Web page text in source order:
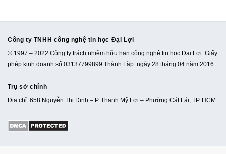
Công ty TNHH công nghệ tin học Đại Lợi
© 1997 – 2022 Công ty trách nhiệm hữu hạn công nghệ tin học Đại Lợi. Giấy
phép kinh doanh số 03137799899 Thành Lặp ngày 28 tháng 04 năm 2016
Trụ sở chính
Địa chỉ: 658 Nguyễn Thị Định – P. Thạnh Mỹ Lợi – Phường Cát Lái, TP. HCM